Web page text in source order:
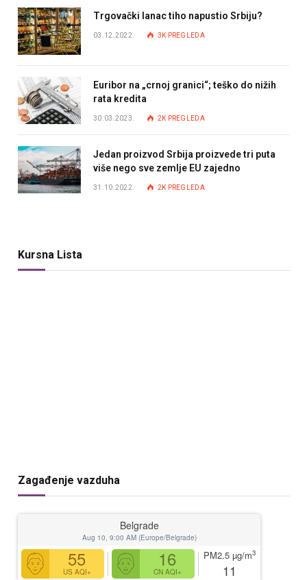
Trgovački lanac tiho napustio Srbiju?
03.12.2022. 3K PREGLEDA
Euribor na „crnoj granici“; teško do nižih
rata kredita
30.03.2023. 2K PREGLEDA
Jedan proizvod Srbija proizvede tri puta
više nego sve zemlje EU zajedno
31.10.2022. 2K PREGLEDA
Kursna Lista
Zagađenje vazduha
Belgrade
Aug 10, 9:00 AM (Europe/Belgrade)
55
US AQI+
16
CN AQI+
PM2.5 µg/m3
11